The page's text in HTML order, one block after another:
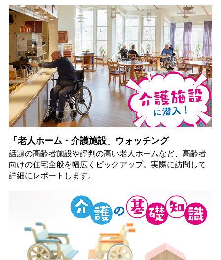
「老人ホーム・介護施設」ウォッチング
話題の高齢者施設や評判の高い老人ホームなど、高齢者
向けの住宅全般を幅広くピックアップ。実際に訪問して
詳細にレポートします。